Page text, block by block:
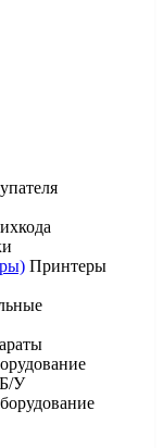
Принтеры
У